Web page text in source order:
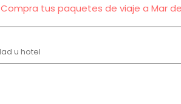
Compra tus paquetes de viaje a Mar